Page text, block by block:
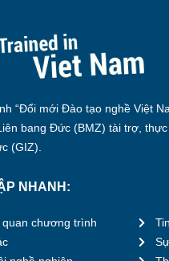
“Đổi mới Đào tạo nghề Việt
bang Đức (BMZ) tài trợ,
(GIZ).
NHANH:
quan chương trình